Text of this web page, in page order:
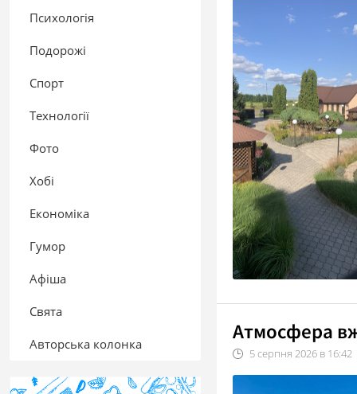
Психологія
Подорожі
Спорт
Технології
Фото
Хобі
Економіка
Гумор
Афіша
Свята
Авторська колонка Атмосфера
5серпня 2026 в 16:42